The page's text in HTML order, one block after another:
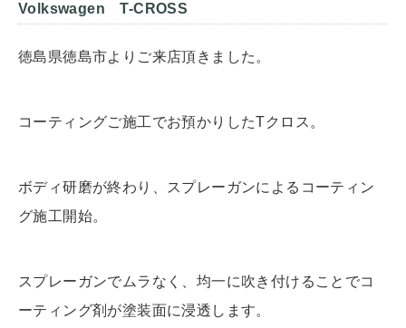
Volkswagen T-CROSS
徳島県徳島市よりご来店頂きました。
コーティングご施工でお預かりしたTクロス。
ボディ研磨が終わり、スプレーガンによるコーティン
グ施工開始。
スプレーガンでムラなく、均一に吹き付けることでコ
ーティング剤が塗装面に浸透します。